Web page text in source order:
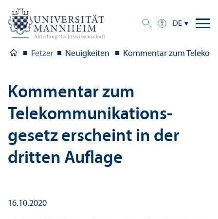
DE
Fetzer Neuigkeiten Kommentar zum
Kommentar zum
Telekommunikations­
gesetz erscheint in der
dritten Auflage
16.10.2020